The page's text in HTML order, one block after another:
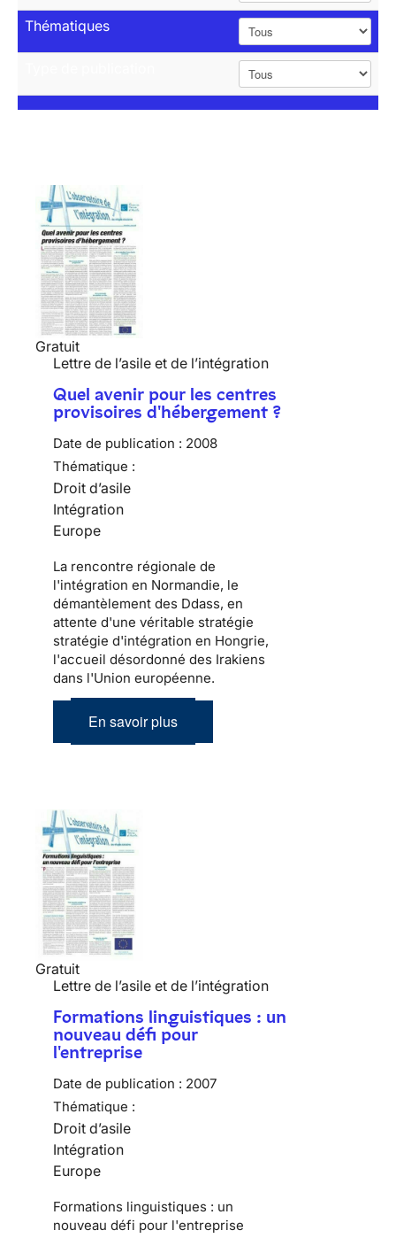
Thématiques
Gratuit
Lettre de l’asile et de l’intégration
Quel avenir pour les centres
provisoires d'hébergement ?
Date de publication : 2008
Thématique :
Droit d’asile
Intégration
Europe
La rencontre régionale de
l'intégration en Normandie, le
démantèlement des Ddass, en
attente d'une véritable stratégie
stratégie d'intégration en Hongrie,
l'accueil désordonné des Irakiens
dans l'Union européenne.
En savoir plus
Gratuit
Lettre de l’asile et de l’intégration
Formations linguistiques : un
nouveau défi pour
l'entreprise
Date de publication : 2007
Thématique :
Droit d’asile
Intégration
Europe
Formations linguistiques : un
nouveau défi pour l'entreprise